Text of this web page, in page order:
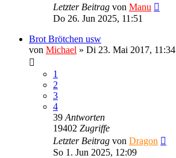
Letzter Beitrag von Manu
Do 26. Jun 2025, 11:51
Brot Brötchen usw
von Michael » Di 23. Mai 2017, 11:34
1
2
3
4
39 Antworten
19402 Zugriffe
Letzter Beitrag von Dragon
So 1. Jun 2025, 12:09